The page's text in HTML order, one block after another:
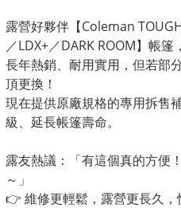
露營好夥伴【Coleman
／LDX+／DARK ROOM】帳篷，
長年熱銷、耐用實用，但若部
頂更換！
現在提供原廠規格的專用拆售
級、延長帳篷壽命。
露友熱議：「有這個真的方便
～」
👉 維修更輕鬆，露營更長久，